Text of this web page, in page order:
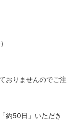
おりませんのでご注
約50日」いただき